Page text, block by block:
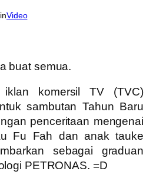
inVideo
buat semua.
iklan komersil TV (TVC)
sambutan Tahun Baru
penceritaan mengenai
Fu Fah dan anak tauke
sebagai graduan
PETRONAS. =D